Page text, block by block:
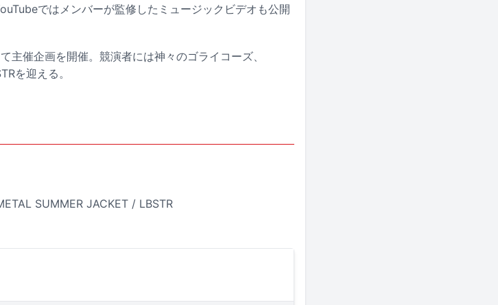
ではメンバーが監修したミュージックビデオも公開
主催企画を開催。競演者には神々のゴライコーズ、
を迎える。
SUMMER JACKET / LBSTR